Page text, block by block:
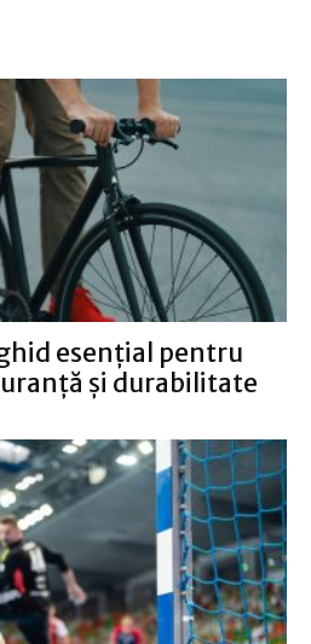
esențial pentru
și durabilitate